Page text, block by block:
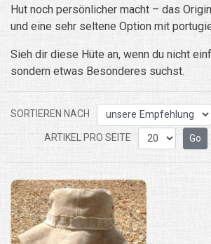
Hut noch persönlicher macht – das
und eine sehr seltene Option mit
Sieh dir diese Hüte an, wenn du nicht
sondern etwas Besonderes suchst.
SORTIEREN NACH
ARTIKEL PRO SEITE